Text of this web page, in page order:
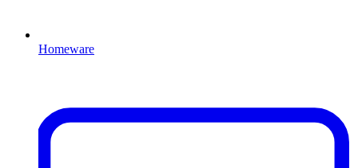
Homeware